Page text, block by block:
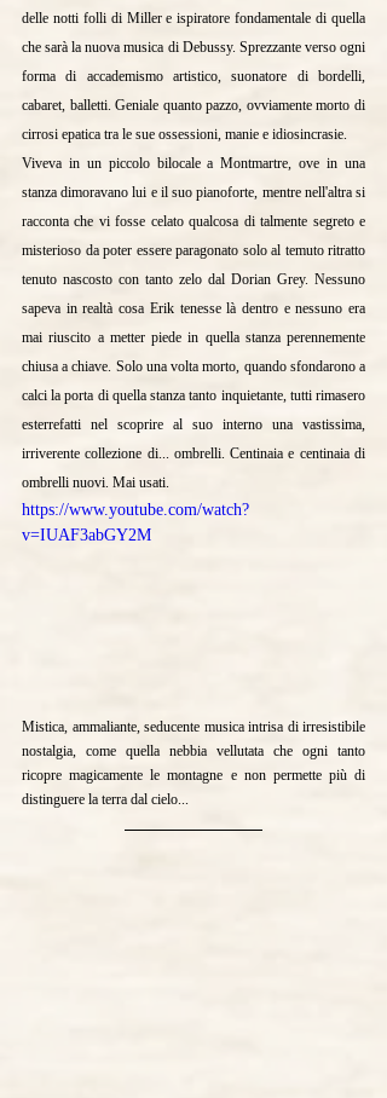
delle notti folli di Miller e ispiratore fondamentale di quella
che sarà la nuova musica di Debussy. Sprezzante verso ogni
forma di accademismo artistico, suonatore di bordelli,
cabaret, balletti. Geniale quanto pazzo, ovviamente morto di
cirrosi epatica tra le sue ossessioni, manie e idiosincrasie.
Viveva in un piccolo bilocale a Montmartre, ove in una
stanza dimoravano lui e il suo pianoforte, mentre nell'altra si
racconta che vi fosse celato qualcosa di talmente segreto e
misterioso da poter essere paragonato solo al temuto ritratto
tenuto nascosto con tanto zelo dal Dorian Grey. Nessuno
sapeva in realtà cosa Erik tenesse là dentro e nessuno era
mai riuscito a metter piede in quella stanza perennemente
chiusa a chiave. Solo una volta morto, quando sfondarono a
calci la porta di quella stanza tanto inquietante, tutti rimasero
esterrefatti nel scoprire al suo interno una vastissima,
irriverente collezione di... ombrelli. Centinaia e centinaia di
ombrelli nuovi. Mai usati.
https://www.youtube.com/watch?
v=IUAF3abGY2M
Mistica, ammaliante, seducente musica intrisa di irresistibile
nostalgia, come quella nebbia vellutata che ogni tanto
ricopre magicamente le montagne e non permette più di
distinguere la terra dal cielo...